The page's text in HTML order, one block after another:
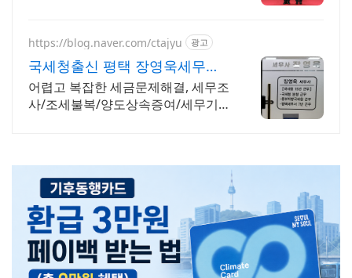
https://blog.naver.com/ctajyu 광고
국세청출신 평택 장영욱세무사
국세청15년경력 조세전문가
어렵고 복잡한 세금문제해결, 세무조
사/조세불복/양도상속증여/세무기